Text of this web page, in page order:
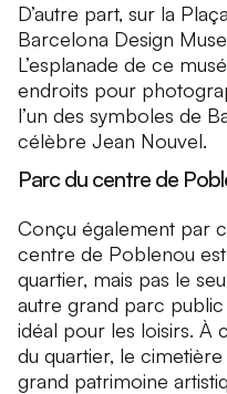
D’autre part, sur la
Barcelona Design
L’esplanade de ce
endroits pour
l’un des symboles de
célèbre Jean Nouvel.
Parc du centre de
Conçu également par
centre de Poblenou
quartier, mais pas le
autre grand parc
idéal pour les loisirs. À
du quartier, le
grand patrimoine